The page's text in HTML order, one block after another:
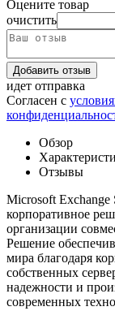
Оцените товар
очистить
Добавить отзыв
идет отправка
Согласен с
Обзор
Отзывы
Microsoft Exchange
корпоративное
организации
Решение
мира благодаря
собственных
надежности и
современных